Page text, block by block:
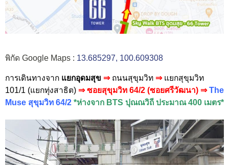
พิกัด Google Maps : 13.685297, 100.609308
การเดินทางจาก แยกอุดมสุข ⇒ ถนนสุขุมวิท ⇒ แยกสุขุมวิท
101/1 (แยกทุ่งสาธิต) ⇒ ซอยสุขุมวิท 64/2 (ซอยศรีวัฒนา) ⇒The
Muse สุขุมวิท 64/2 *ห่างจาก BTS ปุณณวิถี ประมาณ 400 เมตร*